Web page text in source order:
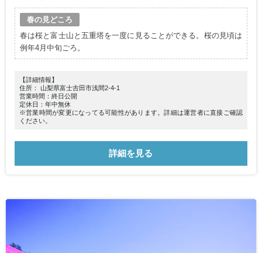
春の見どころ
春は桜と富士山と五重塔を一度に見ることができる。桜の見頃は
例年4月中旬ごろ。
【詳細情報】
住所： 山梨県富士吉田市浅間2-4-1
営業時間：終日公開
定休日：年中無休
※営業時間が変更になってる可能性があります。詳細は運営者に直接ご確認
ください。
詳細を見る